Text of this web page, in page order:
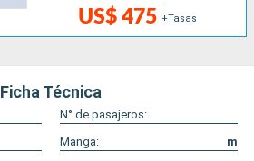
US$ 475 +Tasas
Ficha Técnica
N° de pasajeros:
Manga:
m